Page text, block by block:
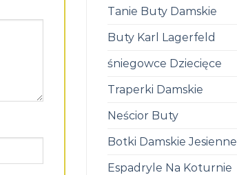
Tanie Buty Damskie
Buty Karl Lagerfeld
śniegowce Dziecięce
Traperki Damskie
Neścior Buty
Botki Damskie Jesienne
Espadryle Na Koturnie